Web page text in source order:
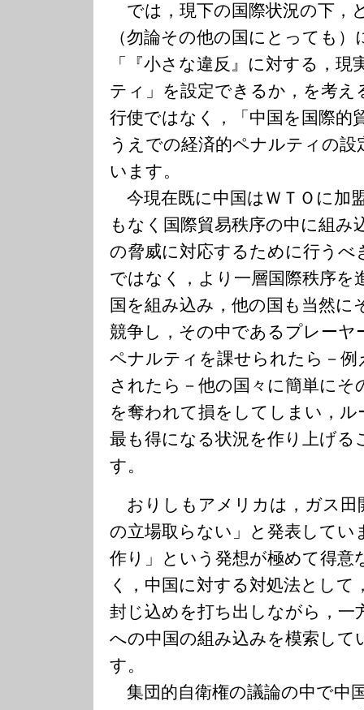
では，現下の国際状況の下，
（勿論その他の国にとっても
「『小さな違反』に対する，
ティ」を設定できるか，を考え
行使ではなく，「中国を国際的
うえでの経済的ペナルティの
います。
今現在既に中国はＷＴＯに加
もなく国際貿易秩序の中に組み
の脅威に対応するために行うべ
ではなく，より一層国際秩序を
国を組み込み，他の国も当然に
競争し，その中であるプレーヤ
ペナルティを課せられたら－例
されたら－他の国々に簡単に
を奪われて損をしてしまい，
最も得になる状況を作り上げる
す。
おりしもアメリカは，ガス田
の立場取らない」と発表してい
作り」という発想が極めて得意
く，中国に対する対処法として
封じ込めを打ち出しながら，一
への中国の組み込みを模索して
す。
集団的自衛権の議論の中で中